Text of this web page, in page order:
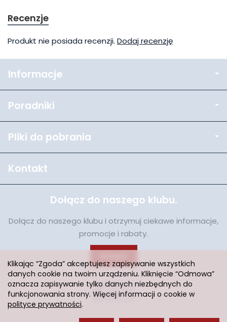
Recenzje
Produkt nie posiada recenzji. Dodaj recenzję
Informacje
Poradniki
Pliki do pobrania
Kontakt
Dołącz do naszego klubu.
Dołącz do naszego klubu i otrzymuj ciekawe informacje,
promocje i rabaty.
Klikając “Zgoda” akceptujesz zapisywanie wszystkich
danych cookie na twoim urządzeniu. Kliknięcie “Odmowa”
oznacza zapisywanie tylko danych niezbędnych do
funkcjonowania strony. Więcej informacji o cookie w
polityce prywatności.